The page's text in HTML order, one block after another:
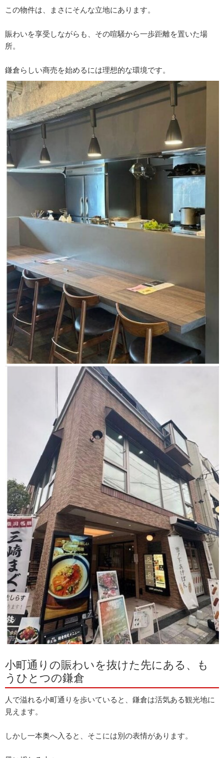
この物件は、まさにそんな立地にあります。
賑わいを享受しながらも、その喧騒から一歩距離を置いた場
所。
鎌倉らしい商売を始めるには理想的な環境です。
小町通りの賑わいを抜けた先にある、も
うひとつの鎌倉
人で溢れる小町通りを歩いていると、鎌倉は活気ある観光地に
見えます。
しかし一本奥へ入ると、そこには別の表情があります。